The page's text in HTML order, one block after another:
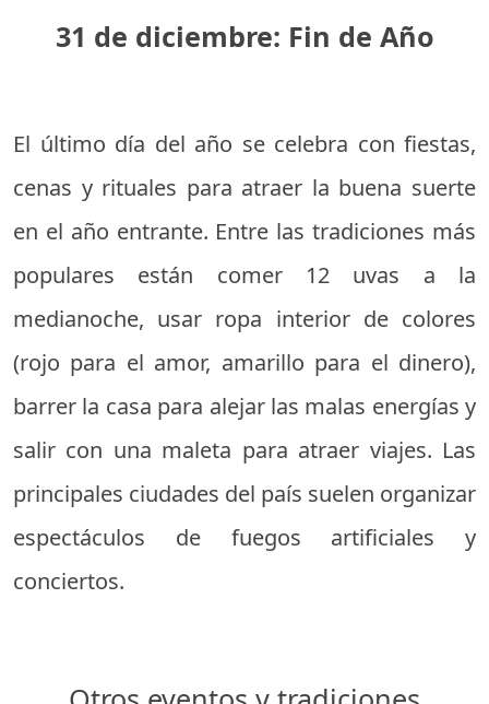
31 de diciembre: Fin de Año
El último día del año se celebra con fiestas,
cenas y rituales para atraer la buena suerte
en el año entrante. Entre las tradiciones más
populares están comer 12 uvas a la
medianoche, usar ropa interior de colores
(rojo para el amor, amarillo para el dinero),
barrer la casa para alejar las malas energías y
salir con una maleta para atraer viajes. Las
principales ciudades del país suelen organizar
espectáculos de fuegos artificiales y
conciertos.